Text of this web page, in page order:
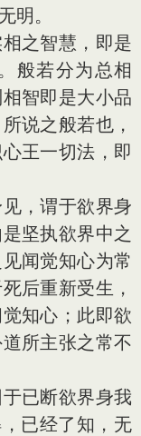
明。
之智慧，即是
般若分为总相
智即是大小品
说之般若也，
王一切法，即
，谓于欲界身
坚执欲界中之
闻觉知心为常
后重新受生，
知心；此即欲
所主张之常不
已断欲界身我
已经了知，无